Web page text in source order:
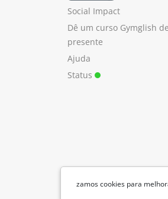
zamos cookies para
Social Impact
Dê um curso Gymglish de
presente
Ajuda
Status